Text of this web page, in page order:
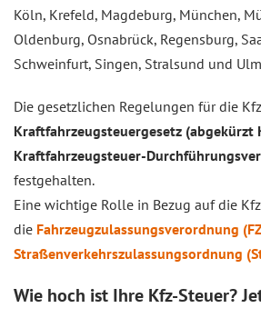
Köln, Krefeld, Magdeburg, München,
Oldenburg, Osnabrück, Regensburg,
Schweinfurt, Singen, Stralsund und
Die gesetzlichen Regelungen für die
Kraftfahrzeugsteuergesetz (abgekürzt
Kraftfahrzeugsteuer-
festgehalten.
Eine wichtige Rolle in Bezug auf die
die Fahrzeugzulassungsverordnung
Straßenverkehrszulassungsordnung
Wie hoch ist Ihre Kfz-Steuer?